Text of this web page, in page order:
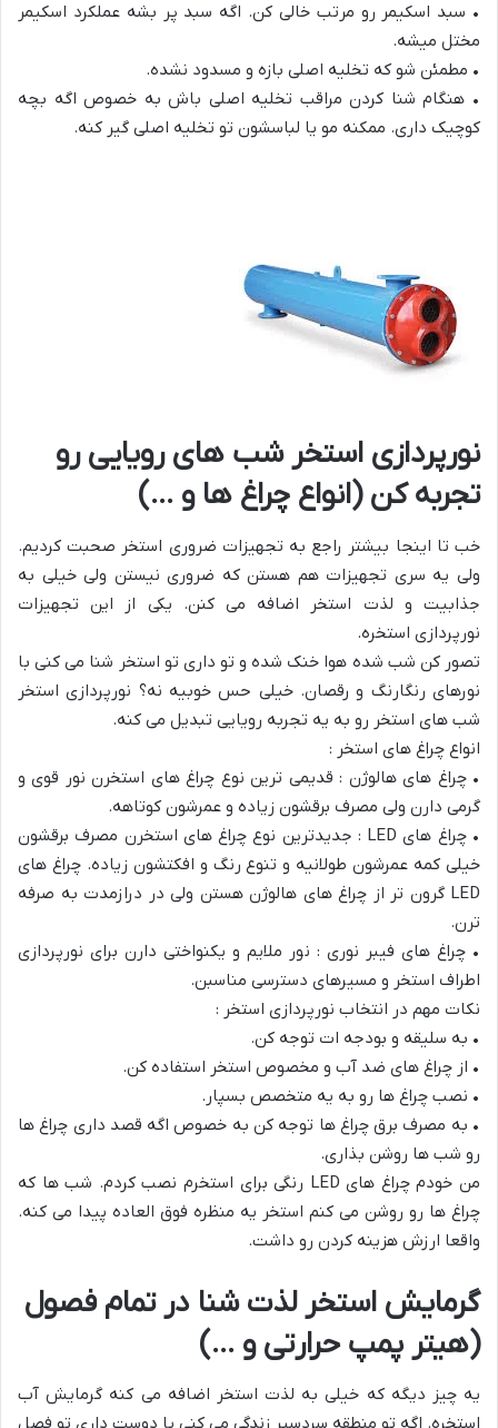
• سبد اسکیمر رو مرتب خالی کن. اگه سبد پر بشه عملکرد اسکیمر
مختل میشه.
• مطمئن شو که تخلیه اصلی بازه و مسدود نشده.
• هنگام شنا کردن مراقب تخلیه اصلی باش به خصوص اگه بچه
کوچیک داری. ممکنه مو یا لباسشون تو تخلیه اصلی گیر کنه.
نورپردازی استخر شب های رویایی رو
تجربه کن (انواع چراغ ها و …)
خب تا اینجا بیشتر راجع به تجهیزات ضروری استخر صحبت کردیم.
ولی یه سری تجهیزات هم هستن که ضروری نیستن ولی خیلی به
جذابیت و لذت استخر اضافه می کنن. یکی از این تجهیزات
نورپردازی استخره.
تصور کن شب شده هوا خنک شده و تو داری تو استخر شنا می کنی با
نورهای رنگارنگ و رقصان. خیلی حس خوبیه نه؟ نورپردازی استخر
شب های استخر رو به یه تجربه رویایی تبدیل می کنه.
انواع چراغ های استخر :
• چراغ های هالوژن : قدیمی ترین نوع چراغ های استخرن نور قوی و
گرمی دارن ولی مصرف برقشون زیاده و عمرشون کوتاهه.
• چراغ های LED : جدیدترین نوع چراغ های استخرن مصرف برقشون
خیلی کمه عمرشون طولانیه و تنوع رنگ و افکتشون زیاده. چراغ های
LED گرون تر از چراغ های هالوژن هستن ولی در درازمدت به صرفه
ترن.
• چراغ های فیبر نوری : نور ملایم و یکنواختی دارن برای نورپردازی
اطراف استخر و مسیرهای دسترسی مناسبن.
نکات مهم در انتخاب نورپردازی استخر :
• به سلیقه و بودجه ات توجه کن.
• از چراغ های ضد آب و مخصوص استخر استفاده کن.
• نصب چراغ ها رو به یه متخصص بسپار.
• به مصرف برق چراغ ها توجه کن به خصوص اگه قصد داری چراغ ها
رو شب ها روشن بذاری.
من خودم چراغ های LED رنگی برای استخرم نصب کردم. شب ها که
چراغ ها رو روشن می کنم استخر یه منظره فوق العاده پیدا می کنه.
واقعا ارزش هزینه کردن رو داشت.
گرمایش استخر لذت شنا در تمام فصول
(هیتر پمپ حرارتی و …)
یه چیز دیگه که خیلی به لذت استخر اضافه می کنه گرمایش آب